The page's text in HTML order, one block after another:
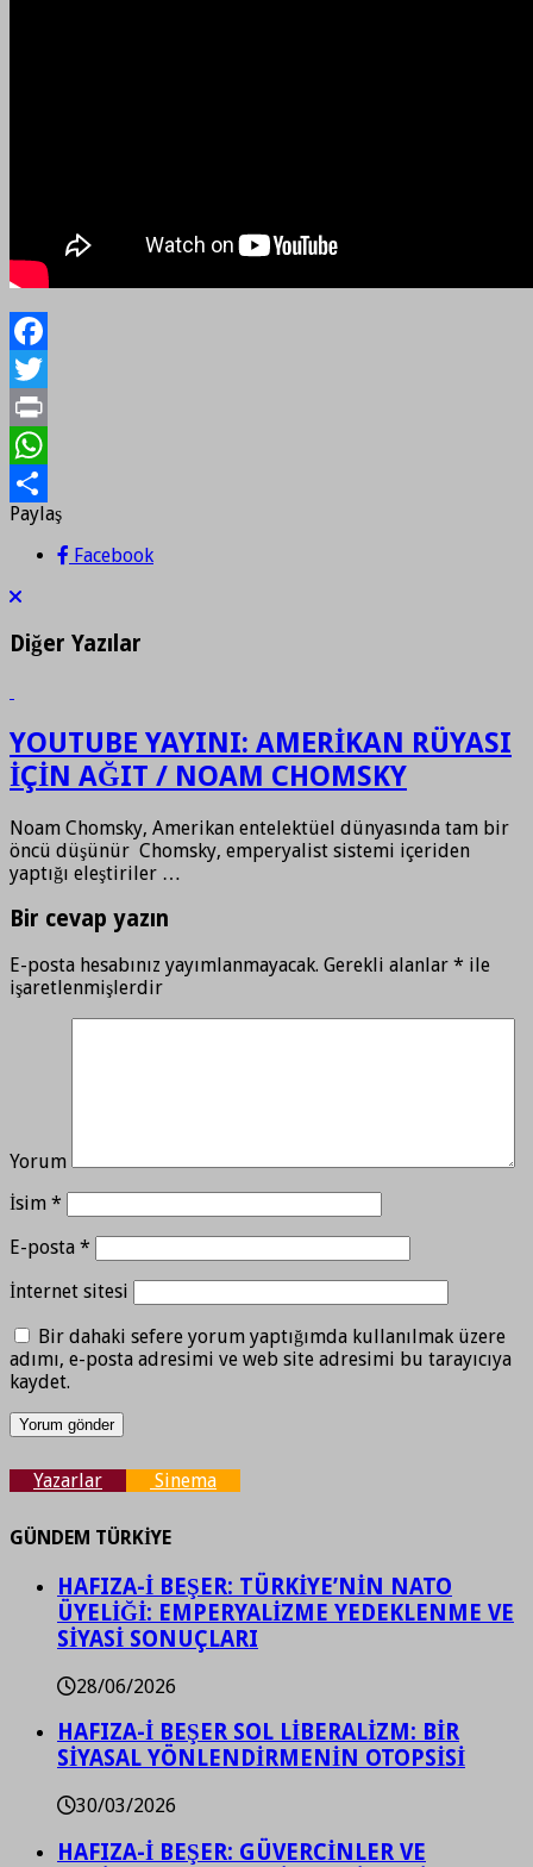
Facebook
Twitter
Print
WhatsApp
Paylaş
Paylaş
Facebook
Diğer Yazılar
YOUTUBE YAYINI: AMERİKAN RÜYASI
İÇİN AĞIT / NOAM CHOMSKY
Noam Chomsky, Amerikan entelektüel dünyasında tam bir
öncü düşünür Chomsky, emperyalist sistemi içeriden
yaptığı eleştiriler …
Bir cevap yazın
E-posta hesabınız yayımlanmayacak. Gerekli alanlar * ile
işaretlenmişlerdir
Yorum
İsim *
E-posta *
İnternet sitesi
Bir dahaki sefere yorum yaptığımda kullanılmak üzere
adımı, e-posta adresimi ve web site adresimi bu tarayıcıya
kaydet.
Yazarlar Sinema
GÜNDEM TÜRKİYE
HAFIZA-İ BEŞER: TÜRKİYE’NİN NATO
ÜYELİĞİ: EMPERYALİZME YEDEKLENME VE
SİYASİ SONUÇLARI
28/06/2026
HAFIZA-İ BEŞER SOL LİBERALİZM: BİR
SİYASAL YÖNLENDİRMENİN OTOPSİSİ
30/03/2026
HAFIZA-İ BEŞER: GÜVERCİNLER VE